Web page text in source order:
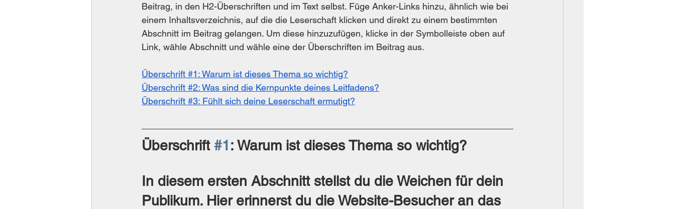
Beitrag, in den H2-Überschriften und im Text selbst. Füge Anker-Links hinzu, ähnlich wie bei
einem Inhaltsverzeichnis, auf die die Leserschaft klicken und direkt zu einem bestimmten
Abschnitt im Beitrag gelangen. Um diese hinzuzufügen, klicke in der Symbolleiste oben auf
Link, wähle Abschnitt und wähle eine der Überschriften im Beitrag aus.
Überschrift #1: Warum ist dieses Thema so wichtig?
Überschrift #2: Was sind die Kernpunkte deines Leitfadens?
Überschrift #3: Fühlt sich deine Leserschaft ermutigt?
Überschrift #1: Warum ist dieses Thema so wichtig?
In diesem ersten Abschnitt stellst du die Weichen für dein
Publikum. Hier erinnerst du die Website-Besucher an das